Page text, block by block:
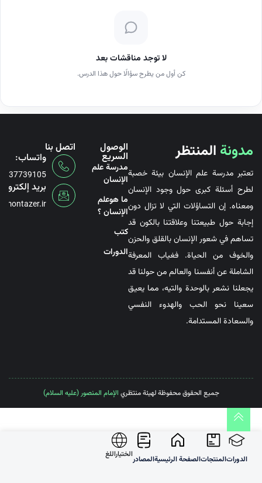
لا توجد مناقشات بعد
كن أول من يطرح سؤالًا حول هذا الدرس.
مدونة المنتظر
تعتبر مدرسة علم الإنسان بيئة خصبة
لطرح أسئلة كبرى حول وجود الإنسان
ومعناه. إن التساؤلات التي لا تزال دون
إجابة حول طبيعتنا وعلاقتنا بالكون قد
تساهم في شعور الإنسان بالقلق والحزن
والخوف من الحياة. فغياب المعرفة
الشاملة عن أنفسنا والعالم من حولنا قد
يجعلنا نشعر بالوحدة والتيه، مما يعيق
سعينا نحو الحب والهدوء النفسي
والسعادة المستدامة.
الوصول
السريع
مدرسة علم
الإنسان
ما هوعلم
الإنسان ؟
کتب
الدورات
اتصل بنا
واتساب:
بريد
جميع الحقوق محفوظة لهيئة منتظري الإمام المنصور (عليه السلام)
الدوراتالمنتجاتالصفحة الرئيسيةالمصادرالختیاراللغ